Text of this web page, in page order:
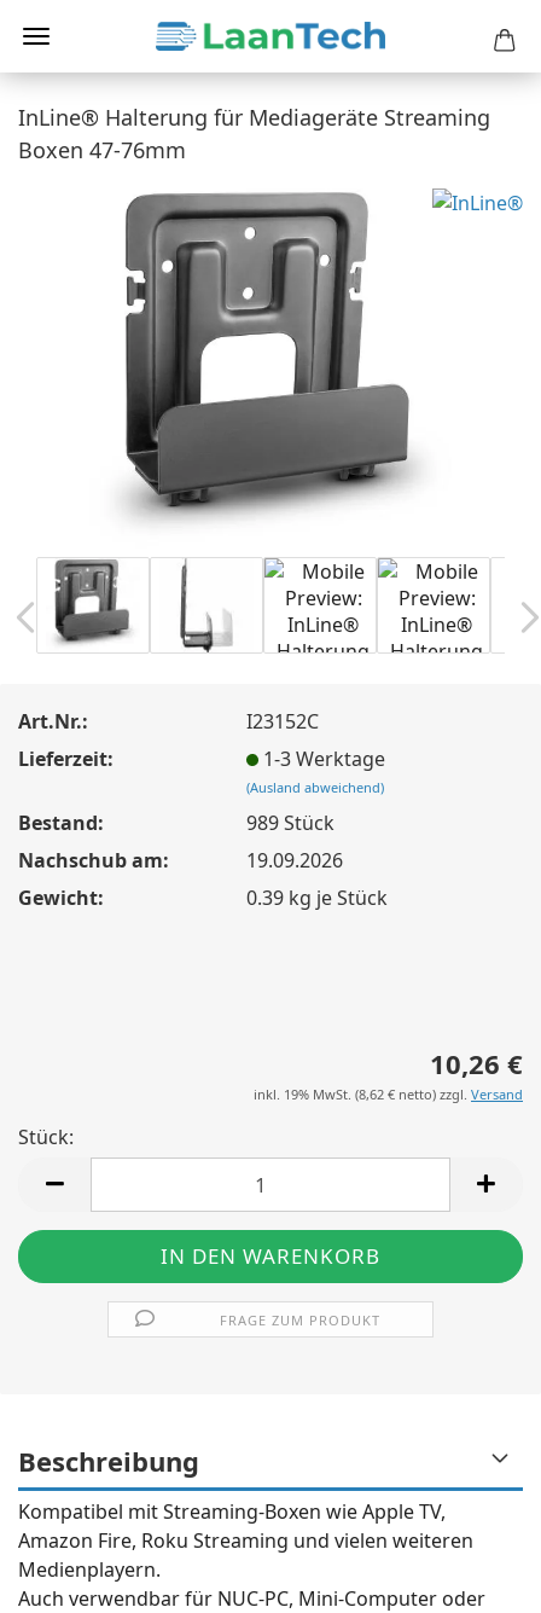
InLine® Halterung für Mediageräte Streaming
Boxen 47-76mm
Art.Nr.:
I23152C
Lieferzeit:
1-3 Werktage
(Ausland abweichend)
Bestand: 989Stück
Nachschub am:
19.09.2026
Gewicht:
0.39 kg je Stück
10,26 €
inkl. 19% MwSt. (8,62 € netto) zzgl. Versand
Stück:
FRAGE ZUM PRODUKT
Beschreibung
Kompatibel mit Streaming-Boxen wie Apple TV,
Amazon Fire, Roku Streaming und vielen weiteren
Medienplayern.
Auch verwendbar für NUC-PC, Mini-Computer oder